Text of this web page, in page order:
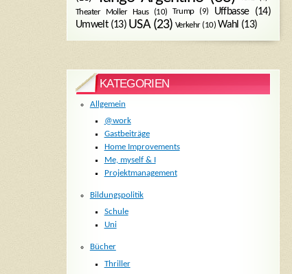
Theater Moller Haus(10) Trump(9) Uffbasse(14)
Umwelt(13) USA(23) Verkehr(10) Wahl (13)
KATEGORIEN
Allgemein
@work
Gastbeiträge
Home Improvements
Me, myself & I
Projektmanagement
Bildungspolitik
Schule
Uni
Bücher
Thriller